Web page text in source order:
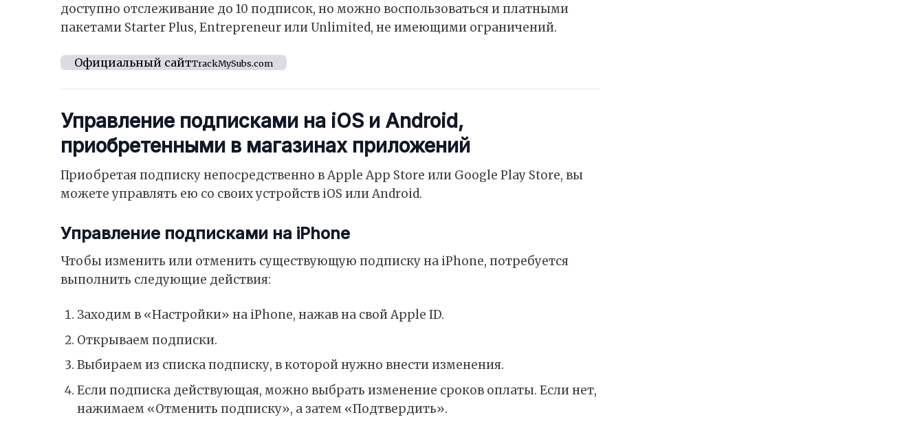
доступно отслеживание до 10 подписок, но можно воспользоваться и платными
пакетами Starter Plus, Entrepreneur или Unlimited, не имеющими ограничений.
Официальный сайтTrackMySubs.com
Управление подписками на iOS и Android,
приобретенными в магазинах приложений
Приобретая подписку непосредственно в Apple App Store или Google Play Store, вы
можете управлять ею со своих устройств iOS или Android.
Управление подписками на iPhone
Чтобы изменить или отменить существующую подписку на iPhone, потребуется
выполнить следующие действия:
Заходим в «Настройки» на iPhone, нажав на свой Apple ID.
Открываем подписки.
Выбираем из списка подписку, в которой нужно внести изменения.
Если подписка действующая, можно выбрать изменение сроков оплаты. Если нет,
нажимаем «Отменить подписку», а затем «Подтвердить».